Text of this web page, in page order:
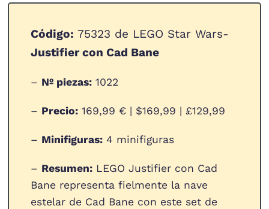
Código: 75323 de LEGO Star Wars-
Justifier con Cad Bane
– Nº piezas:1022
– Precio:169,99 € | $169,99 | £129,99
– Minifiguras:4 minifiguras
– Resumen:LEGO Justifier con Cad
Bane representa fielmente la nave
estelar de Cad Bane con este set de